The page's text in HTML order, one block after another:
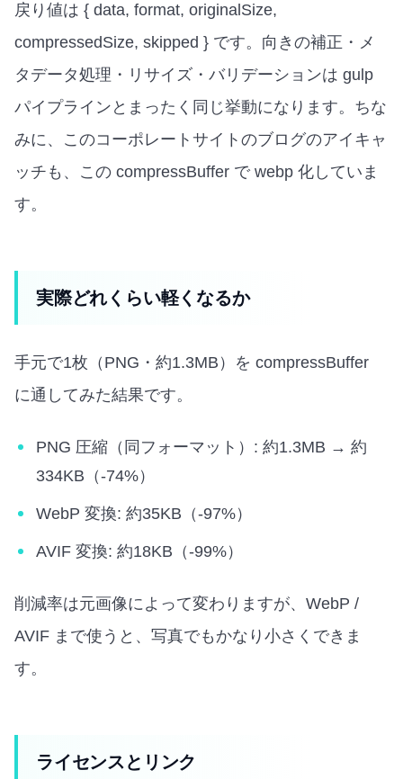
戻り値は { data, format, originalSize,
compressedSize, skipped } です。向きの補正・メ
タデータ処理・リサイズ・バリデーションは gulp
パイプラインとまったく同じ挙動になります。ちな
みに、このコーポレートサイトのブログのアイキャ
ッチも、この compressBuffer で webp 化していま
す。
実際どれくらい軽くなるか
手元で1枚（PNG・約1.3MB）を compressBuffer
に通してみた結果です。
PNG 圧縮（同フォーマット）: 約1.3MB → 約
334KB（-74%）
WebP 変換: 約35KB（-97%）
AVIF 変換: 約18KB（-99%）
削減率は元画像によって変わりますが、WebP /
AVIF まで使うと、写真でもかなり小さくできま
す。
ライセンスとリンク